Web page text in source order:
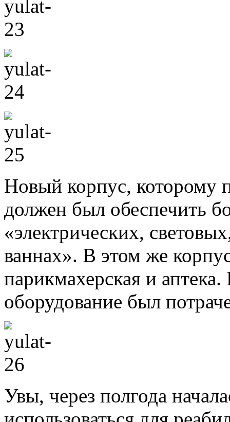
Новый корпус, которому
должен был обеспечить
«электрических,
ваннах». В этом же
парикмахерская и
оборудование был
Увы, через полгода